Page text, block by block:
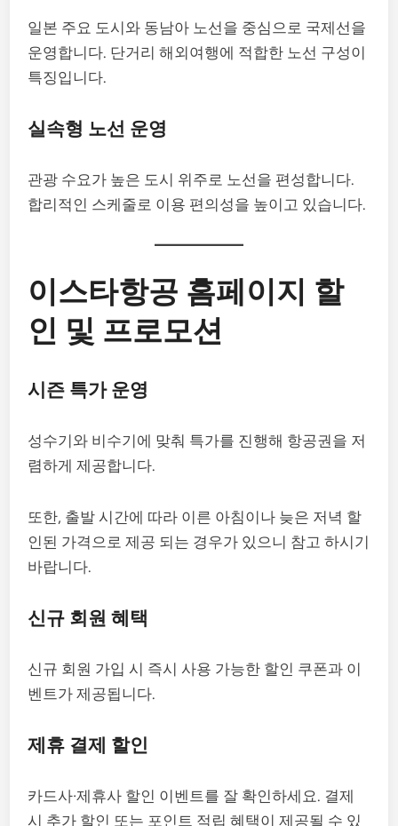
일본 주요 도시와 동남아 노선을 중심으로 국제선을
운영합니다. 단거리 해외여행에 적합한 노선 구성이
특징입니다.
실속형 노선 운영
관광 수요가 높은 도시 위주로 노선을 편성합니다.
합리적인 스케줄로 이용 편의성을 높이고 있습니다.
이스타항공 홈페이지 할
인 및 프로모션
시즌 특가 운영
성수기와 비수기에 맞춰 특가를 진행해 항공권을 저
렴하게 제공합니다.
또한, 출발 시간에 따라 이른 아침이나 늦은 저녁 할
인된 가격으로 제공 되는 경우가 있으니 참고 하시기
바랍니다.
신규 회원 혜택
신규 회원 가입 시 즉시 사용 가능한 할인 쿠폰과 이
벤트가 제공됩니다.
제휴 결제 할인
카드사·제휴사 할인 이벤트를 잘 확인하세요. 결제
시 추가 할인 또는 포인트 적립 혜택이 제공될 수 있